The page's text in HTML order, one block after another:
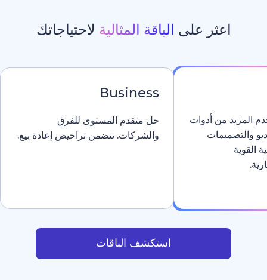
الباقة المثاليةلاحتياجاتك
Business
حل متقدم المستوى للفرق
والشركات. تتضمن تراخيص إعادة بيع.
استكشف الباقات